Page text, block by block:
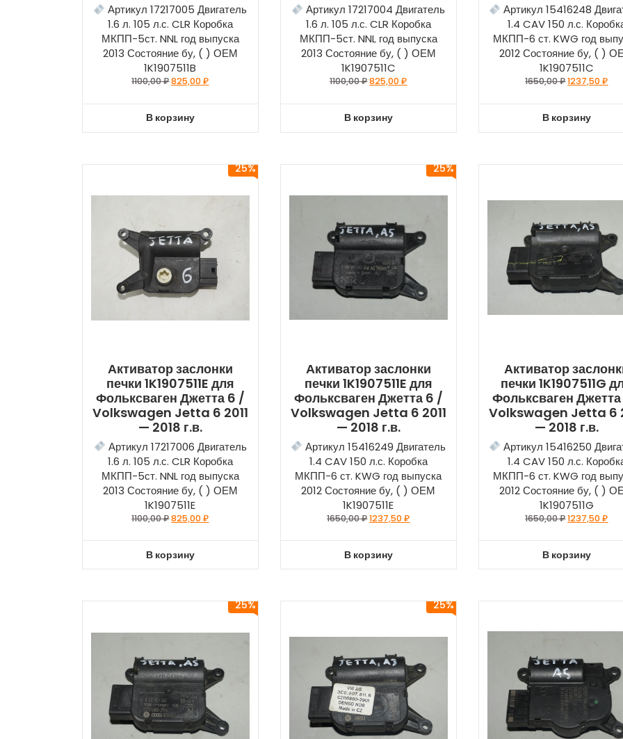
Артикул 17217005 Двигатель
1.6 л. 105 л.с. CLR Коробка
МКПП-5ст. NNL год выпуска
2013 Состояние бу, ( ) ОЕМ
1K1907511B
1100,00₽825,00₽
В корзину
Артикул 17217004 Двигатель
1.6 л. 105 л.с. CLR Коробка
МКПП-5ст. NNL год выпуска
2013 Состояние бу, ( ) ОЕМ
1K1907511C
1100,00₽825,00₽
В корзину
Артикул 15416248
1.4 CAV 150 л.с.
МКПП-6 ст. KWG год
2012 Состояние бу, ( )
1K1907511C
1650,00₽1237,50₽
В корзину
25%
Активатор заслонки
печки 1K1907511E для
Фольксваген Джетта 6 /
Volkswagen Jetta 6 2011
— 2018 г.в.
Артикул 17217006 Двигатель
1.6 л. 105 л.с. CLR Коробка
МКПП-5ст. NNL год выпуска
2013 Состояние бу, ( ) ОЕМ
1K1907511E
1100,00₽825,00₽
В корзину
25%
Активатор заслонки
печки 1K1907511E для
Фольксваген Джетта 6 /
Volkswagen Jetta 6 2011
— 2018 г.в.
Артикул 15416249 Двигатель
1.4 CAV 150 л.с. Коробка
МКПП-6 ст. KWG год выпуска
2012 Состояние бу, ( ) ОЕМ
1K1907511E
1650,00₽1237,50₽
В корзину
Активатор
печки 1K1907511G
Фольксваген
Volkswagen Jetta 6
— 2018 г.в.
Артикул 15416250
1.4 CAV 150 л.с.
МКПП-6 ст. KWG год
2012 Состояние бу, ( )
1K1907511G
1650,00₽1237,50₽
В корзину
25% 25%